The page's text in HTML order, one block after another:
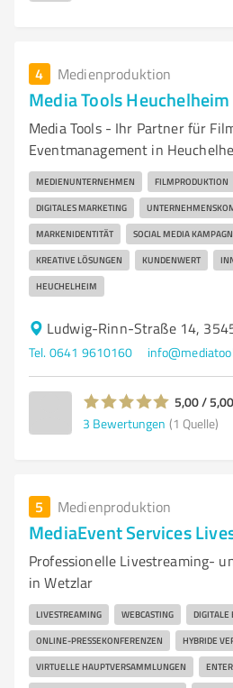
4 Medienproduktion
Media Tools Heuchelheim
Media Tools - Ihr Partner für
Eventmanagement in
MEDIENUNTERNEHMEN FILMPRODUKTION
DIGITALES MARKETING
MARKENIDENTITÄT SOCIAL MEDIA
KREATIVE LÖSUNGEN KUNDENWERT
HEUCHELHEIM
Ludwig-Rinn-Straße 14,
Tel. 0641 9610160
5,00 / 5,00
3 Bewertungen (1 Quelle)
5 Medienproduktion
MediaEvent Services
Professionelle Livestreaming-
in Wetzlar
LIVESTREAMING WEBCASTING DIGITALE
ONLINE-PRESSEKONFERENZEN HYBRIDE
VIRTUELLE HAUPTVERSAMMLUNGEN